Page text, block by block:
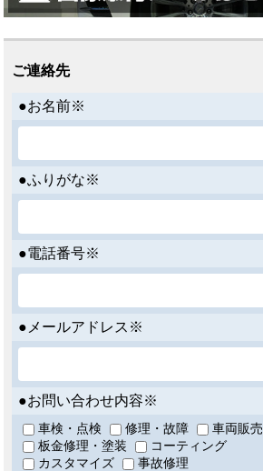
ご連絡先
●お名前※
●ふりがな※
●電話番号※
●メールアドレス※
●お問い合わせ内容※
車検・点検 修理・故障
車両販売
板金修理・塗装
コーティング
カスタマイズ
事故修理